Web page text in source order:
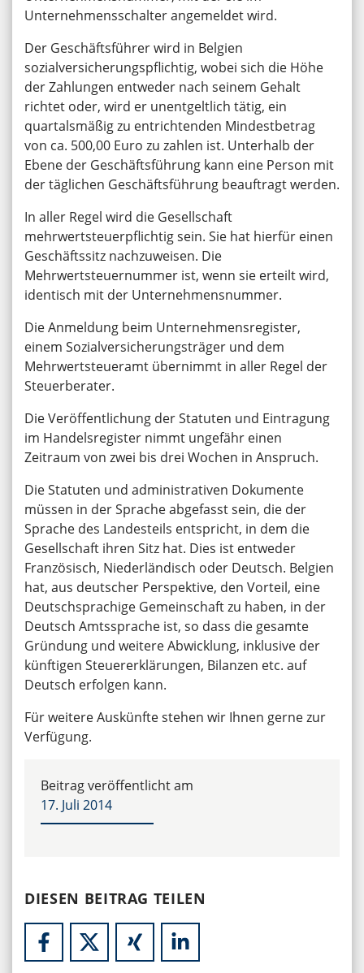
Unternehmensschalter angemeldet wird.
Der Geschäftsführer wird in Belgien
sozialversicherungspflichtig, wobei sich die Höhe
der Zahlungen entweder nach seinem Gehalt
richtet oder, wird er unentgeltlich tätig, ein
quartalsmäßig zu entrichtenden Mindestbetrag
von ca. 500,00 Euro zu zahlen ist. Unterhalb der
Ebene der Geschäftsführung kann eine Person mit
der täglichen Geschäftsführung beauftragt werden.
In aller Regel wird die Gesellschaft
mehrwertsteuerpflichtig sein. Sie hat hierfür einen
Geschäftssitz nachzuweisen. Die
Mehrwertsteuernummer ist, wenn sie erteilt wird,
identisch mit der Unternehmensnummer.
Die Anmeldung beim Unternehmensregister,
einem Sozialversicherungsträger und dem
Mehrwertsteueramt übernimmt in aller Regel der
Steuerberater.
Die Veröffentlichung der Statuten und Eintragung
im Handelsregister nimmt ungefähr einen
Zeitraum von zwei bis drei Wochen in Anspruch.
Die Statuten und administrativen Dokumente
müssen in der Sprache abgefasst sein, die der
Sprache des Landesteils entspricht, in dem die
Gesellschaft ihren Sitz hat. Dies ist entweder
Französisch, Niederländisch oder Deutsch. Belgien
hat, aus deutscher Perspektive, den Vorteil, eine
Deutschsprachige Gemeinschaft zu haben, in der
Deutsch Amtssprache ist, so dass die gesamte
Gründung und weitere Abwicklung, inklusive der
künftigen Steuererklärungen, Bilanzen etc. auf
Deutsch erfolgen kann.
Für weitere Auskünfte stehen wir Ihnen gerne zur
Verfügung.
Beitrag veröffentlicht am
17. Juli 2014
DIESEN BEITRAG TEILEN